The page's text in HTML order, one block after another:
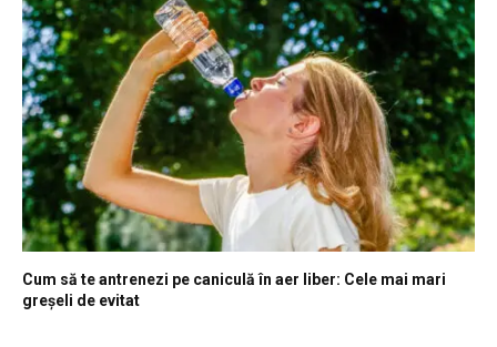
Cum să te antrenezi pe caniculă în aer liber: Cele mai mari
greșeli de evitat